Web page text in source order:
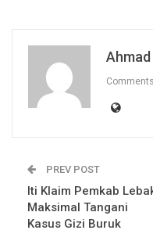
Comments
PREV POST
Iti Klaim Pemkab
Maksimal Tangani
Kasus Gizi Buruk